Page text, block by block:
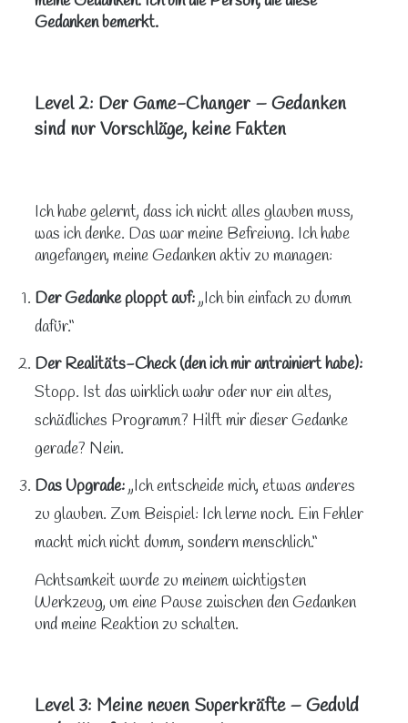
Gedanken bemerkt.
Level 2: Der Game-Changer – Gedanken
sind nur Vorschläge, keine Fakten
Ich habe gelernt, dass ich nicht alles glauben muss,
was ich denke. Das war meine Befreiung. Ich habe
angefangen, meine Gedanken aktiv zu managen:
Der Gedanke ploppt auf:„Ich bin einfach zu dumm
dafür.“
Der Realitäts-Check (den ich mir antrainiert habe):
Stopp. Ist das wirklich wahr oder nur ein altes,
schädliches Programm? Hilft mir dieser Gedanke
gerade? Nein.
Das Upgrade:„Ich entscheide mich, etwas anderes
zu glauben. Zum Beispiel: Ich lerne noch. Ein Fehler
macht mich nicht dumm, sondern menschlich.“
Achtsamkeit wurde zu meinem wichtigsten
Werkzeug, um eine Pause zwischen den Gedanken
und meine Reaktion zu schalten.
Level 3: Meine neuen Superkräfte – Geduld